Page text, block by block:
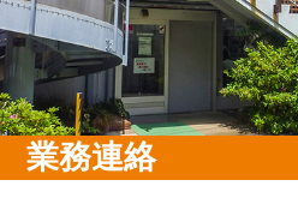
業務連絡